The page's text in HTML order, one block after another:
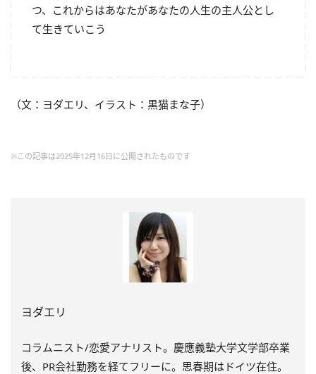
つ、これからはあなたがあなたの人生の主人公とし
て生きていこう
（文：ヨダエリ、イラスト：黒猫まな子）
※この記事は2025年12月16日に公開されたものです
ヨダエリ
コラムニスト/恋愛アナリスト。慶應義塾大学文学部卒業
後、PR会社勤務を経てフリーに。思春期はドイツ在住。